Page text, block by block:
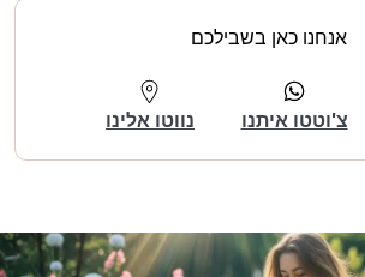
אנחנו כאן בשבילכם
צ'וטטו איתנו נווטו אלינו